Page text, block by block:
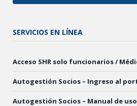
SERVICIOS EN LÍNEA
Acceso SHR solo funcionarios /
Autogestión Socios – Ingreso al
Autogestión Socios – Manual de uso